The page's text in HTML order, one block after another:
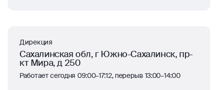
Дирекция
Сахалинская обл, г Южно-Сахалинск, пр-
кт Мира, д 250
Работает сегодня 09:00–17:12, перерыв 13:00–14:00